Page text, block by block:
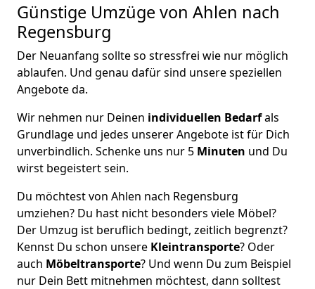
Günstige Umzüge von Ahlen nach
Regensburg
Der Neuanfang sollte so stressfrei wie nur möglich
ablaufen. Und genau dafür sind unsere speziellen
Angebote da.
Wir nehmen nur Deinen individuellen Bedarfals
Grundlage und jedes unserer Angebote ist für Dich
unverbindlich. Schenke uns nur 5 Minuten und Du
wirst begeistert sein.
Du möchtest von Ahlen nach Regensburg
umziehen? Du hast nicht besonders viele Möbel?
Der Umzug ist beruflich bedingt, zeitlich begrenzt?
Kennst Du schon unsere Kleintransporte? Oder
auch Möbeltransporte? Und wenn Du zum Beispiel
nur Dein Bett mitnehmen möchtest, dann solltest